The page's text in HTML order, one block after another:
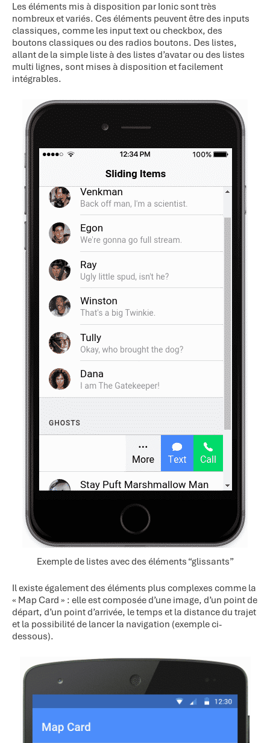
Les éléments mis à disposition par Ionic sont très
nombreux et variés. Ces éléments peuvent être des inputs
classiques, comme les input text ou checkbox, des
boutons classiques ou des radios boutons. Des listes,
allant de la simple liste à des listes d’avatar ou des listes
multi lignes, sont mises à disposition et facilement
intégrables.
Exemple de listes avec des éléments “glissants”
Il existe également des éléments plus complexes comme la
« Map Card » : elle est composée d’une image, d’un point de
départ, d’un point d’arrivée, le temps et la distance du trajet
et la possibilité de lancer la navigation (exemple ci-
dessous).